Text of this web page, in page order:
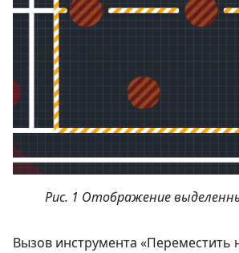
Рис. 1 Отображение
Вызов инструмента «Переместить